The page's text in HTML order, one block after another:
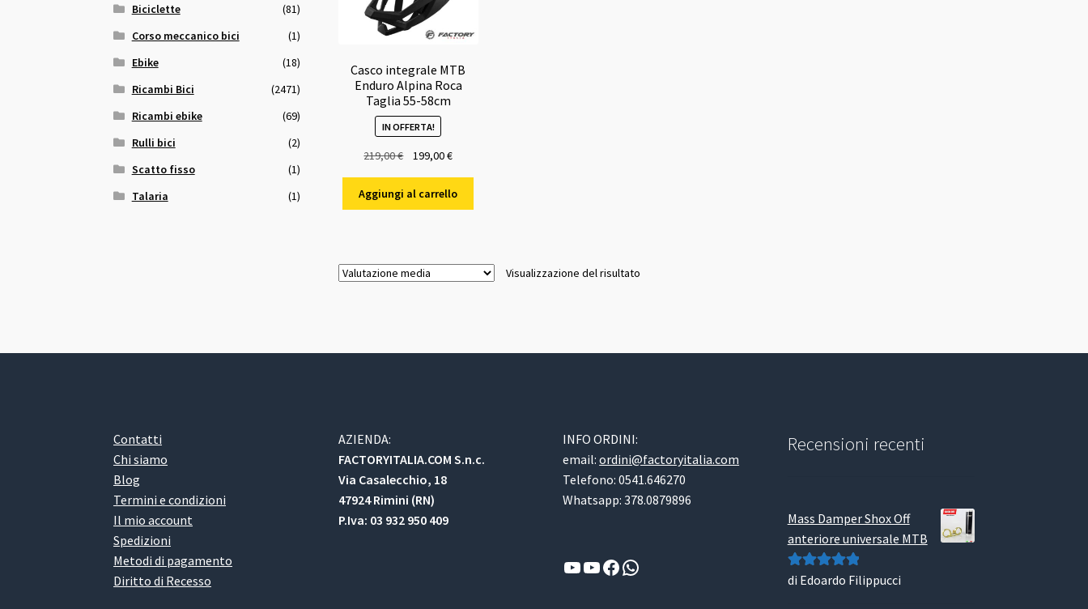
Casco integrale MTB
Enduro Alpina Roca
Taglia 55-58cm
IN OFFERTA!
219,00€
originale
era:
199,00€Il
attuale
è:
Aggiungi al carrello
Visualizzazione del risultato
Biciclette
(81)
Corso meccanico bici
(1)
Ebike
(18)
Ricambi Bici
(2471)
Ricambi ebike
(69)
Rulli bici
(2)
Scatto fisso
(1)
Talaria
(1)
Contatti
Chi siamo
Blog
Termini e condizioni
Il mio account
Spedizioni
Metodi di pagamento
Diritto di Recesso
AZIENDA:
FACTORYITALIA.COM S.n.c.
Via Casalecchio, 18
47924 Rimini (RN)
P.Iva: 03 932 950 409
INFO ORDINI:
email:ordini@factoryitalia.com
Telefono: 0541.646270
Whatsapp: 378.0879896
YouTube
YouTube
Facebook
WhatsApp
Recensioni recenti
Mass Damper Shox Off
anteriore universale MTB
Valutato5su
di Edoardo Filippucci